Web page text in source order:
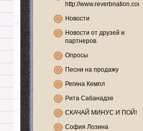
http://www.reverbnation.com
Новости
Новости от друзей и
партнеров.
Опросы
Песни на продажу
Регина Кемпл
Рита Сабанадзе
СКАЧАЙ МИНУС И ПОЙ!
София Лозина